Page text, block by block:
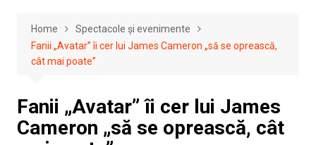
Home
Spectacole și evenimente
Fanii „Avatar” îi cer lui James Cameron „să se oprească,
cât mai poate”
Fanii „Avatar” îi cer lui James
Cameron „să se oprească, cât